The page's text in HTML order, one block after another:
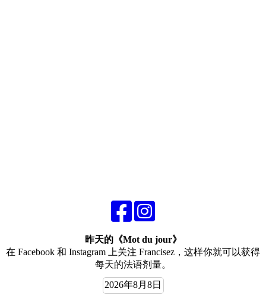
昨天的《Mot du jour》
在 Facebook 和 Instagram 上关注 Francisez，这样你就可以获得
每天的法语剂量。
2026年8月8日